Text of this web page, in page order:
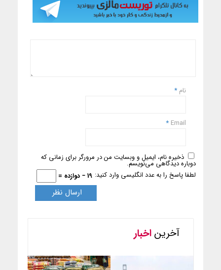
نام *
Email
*
ذخیره نام، ایمیل و وبسایت من در مرورگر برای زمانی که
دوباره دیدگاهی می‌نویسم.
لطفا پاسخ را به عدد انگلیسی وارد کنید: 19 − دوازده =
آخریناخبار